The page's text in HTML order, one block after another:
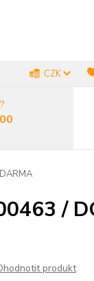
CZK
/
produkt